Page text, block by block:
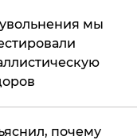
мы
почему